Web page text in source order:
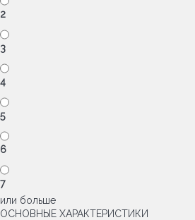
2
3
4
5
6
7
или больше
ОСНОВНЫЕ ХАРАКТЕРИСТИКИ